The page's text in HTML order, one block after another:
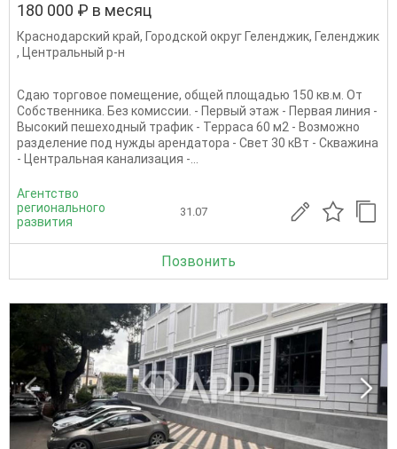
180 000 ₽ в месяц
Краснодарский край, Городской округ Геленджик, Геленджик
,
Центральный р-н
Сдаю торговое помещение, общей площадью 150 кв.м. От
Собственника. Без комиссии. - Первый этаж - Первая линия -
Высокий пешеходный трафик - Терраса 60 м2 - Возможно
разделение под нужды арендатора - Свет 30 кВт - Скважина
- Центральная канализация -...
Агентство
регионального
развития
31.07
Позвонить